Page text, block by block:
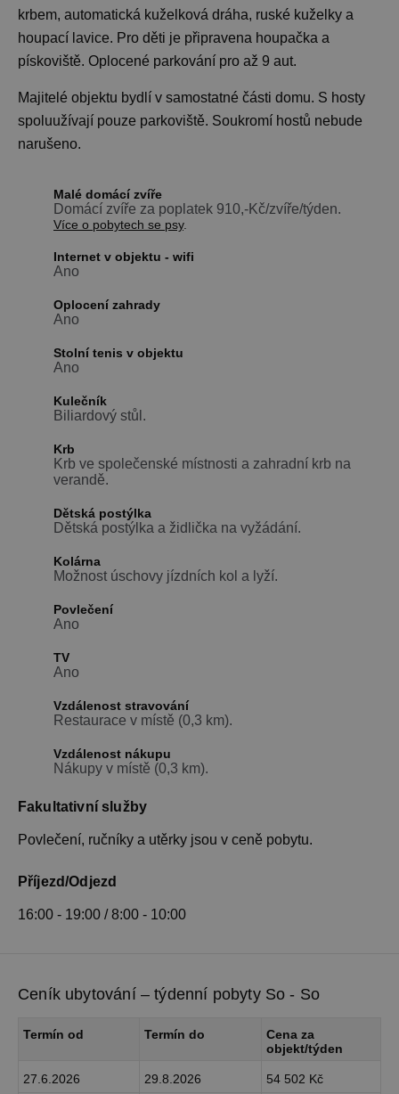
krbem, automatická kuželková dráha, ruské kuželky a
houpací lavice. Pro děti je připravena houpačka a
pískoviště. Oplocené parkování pro až 9 aut.
Majitelé objektu bydlí v samostatné části domu. S hosty
spoluužívají pouze parkoviště. Soukromí hostů nebude
narušeno.
Malé domácí zvíře
Domácí zvíře za poplatek 910,-Kč/zvíře/týden.
Více o pobytech se psy.
Internet v objektu - wifi
Ano
Oplocení zahrady
Ano
Stolní tenis v objektu
Ano
Kulečník
Biliardový stůl.
Krb
Krb ve společenské místnosti a zahradní krb na
verandě.
Dětská postýlka
Dětská postýlka a židlička na vyžádání.
Kolárna
Možnost úschovy jízdních kol a lyží.
Povlečení
Ano
TV
Ano
Vzdálenost stravování
Restaurace v místě (0,3 km).
Vzdálenost nákupu
Nákupy v místě (0,3 km).
Fakultativní služby
Povlečení, ručníky a utěrky jsou v ceně pobytu.
Příjezd/Odjezd
16:00 - 19:00 / 8:00 - 10:00
Ceník ubytování – týdenní pobyty So - So
Termín od Termín do
Cena za
objekt/týden
27.6.2026 29.8.2026 54 502 Kč